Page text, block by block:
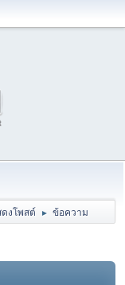
งโพสต์ ► ข้อความ